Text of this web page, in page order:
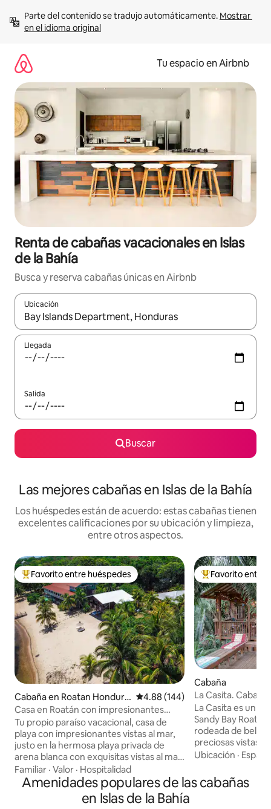
contenido
Parte del contenido se tradujo automáticamente. Mostrar
en el idioma original
Tu espacio en Airbnb
Renta de cabañas vacacionales en Islas
de la Bahía
Busca y reserva cabañas únicas en Airbnb
Ubicación
Cuando los resultados estén disponibles, podrás navegar
Llegada
Salida
Buscar
Las mejores cabañas en Islas de la Bahía
Los huéspedes están de acuerdo: estas cabañas tienen
excelentes calificaciones por su ubicación y limpieza,
entre otros aspectos.
De los mejores en Favorito entre huéspedes
Favorito entre huéspedes
Cabaña en Roatan Hondura
s
Calificación promedio: 4.88 de
4.88 (144)
Casa en Roatán con impresionantes
vistas al mar y playa privada
Tu propio paraíso vacacional, casa de
playa con impresionantes vistas al mar,
justo en la hermosa playa privada de
arena blanca con exquisitas vistas al mar
y brisa. Se encuentra en Sandy Bay, en
un barrio seguro y agradable de Lawson
Rock. La cabaña tiene 2 dormitorios,
cada uno con 1 cama tamaño queen,
Familiar · Valor · Hospitalidad
De los mejores
Favorito entre
Cabaña
La Casita.
red, refugio
La Casita es un
Sandy Bay
rodeada de
preciosas vistas
magníficas
vistas al valle es
relajarse; a la
Ubicación ·
Amenidades populares de las cabañas
en Islas de la Bahía